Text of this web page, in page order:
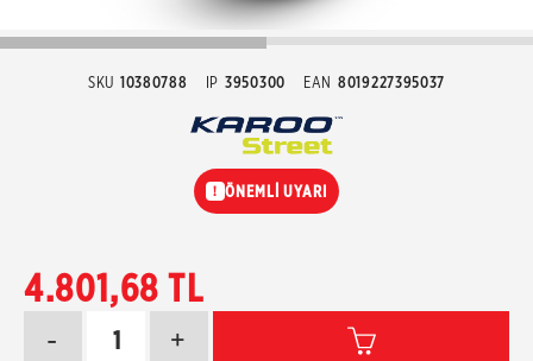
SKU 10380788 IP 3950300 EAN 8019227395037
! ÖNEMLİ UYARI
4.801,68 TL
+
-